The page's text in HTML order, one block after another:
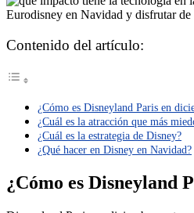
Contenido del artículo:
¿Cómo es Disneyland Paris en
¿Cuál es la atracción que más
¿Cuál es la estrategia de Disney?
¿Qué hacer en Disney en Navidad?
¿Cómo es Disneyland